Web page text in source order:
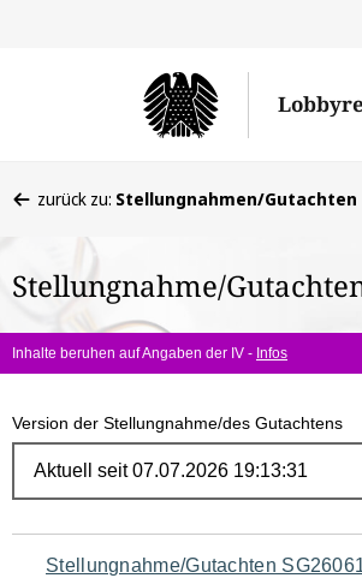
befinden
hier:
zurück zu: Stellungnahmen/Gutachten
Stellungnahme/
Inhalte beruhen auf Angaben der IV - Infos
Version der Stellungnahme/des Gutachtens
Navigation
Stellungnahme/Gutachten